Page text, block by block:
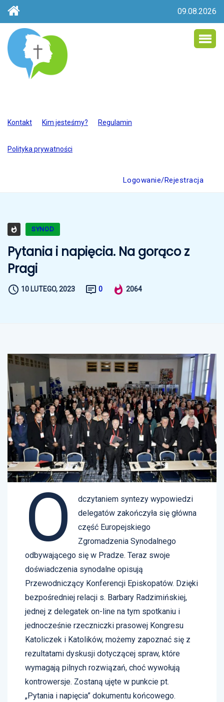
09.08.2026
Kontakt Kim jesteśmy? Regulamin
Polityka prywatności
Logowanie/Rejestracja
SYNOD
Pytania i napięcia. Na gorąco z
Pragi
10 LUTEGO, 2023 0 2064
O
dczytaniem syntezy wypowiedzi
delegatów zakończyła się główna
część Europejskiego
Zgromadzenia Synodalnego
odbywającego się w Pradze. Teraz swoje
doświadczenia synodalne opisują
Przewodniczący Konferencji Episkopatów. Dzięki
bezpośredniej relacji s. Barbary Radzimińskiej,
jednej z delegatek on-line na tym spotkaniu i
jednocześnie rzeczniczki prasowej Kongresu
Katoliczek i Katolików, możemy zapoznać się z
rezultatami dyskusji dotyczącej spraw, które
wymagają pilnych rozwiązań, choć wywołują
kontrowersje. Zostaną ujęte w punkcie pt.
„Pytania i napięcia” dokumentu końcowego.